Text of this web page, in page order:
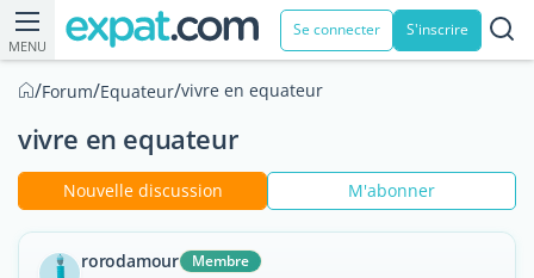
MENU
Se connecter S'inscrire
/Forum/Equateur/vivre en equateur
vivre en equateur
Nouvelle discussion M'abonner
rorodamour Membre